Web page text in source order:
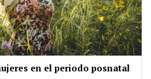
en el periodo posnatal